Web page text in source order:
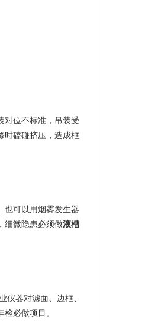
对位不标准，吊装受
时磕碰挤压，造成框
也可以用烟雾发生器
细微隐患必须做液槽
仪器对滤面、边框、
必做项目。